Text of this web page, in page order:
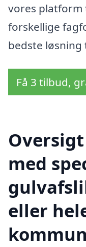
vores platform
forskellige
bedste løsning
Få 3 tilbud,
med
eller